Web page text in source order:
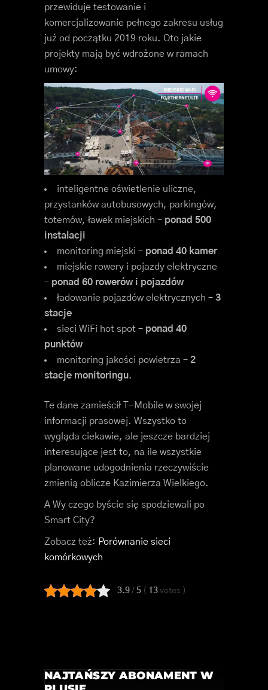
przewiduje testowanie i
komercjalizowanie pełnego zakresu usług
już od początku 2019 roku. Oto jakie
projekty mają być wdrożone w ramach
umowy:
inteligentne oświetlenie uliczne,
przystanków autobusowych, parkingów,
totemów, ławek miejskich – ponad 500
instalacji
monitoring miejski – ponad 40 kamer
miejskie rowery i pojazdy elektryczne
– ponad 60 rowerów i pojazdów
ładowanie pojazdów elektrycznych – 3
stacje
sieci WiFi hot spot – ponad 40
punktów
monitoring jakości powietrza – 2
stacje monitoringu.
Te dane zamieścił T-Mobile w swojej
informacji prasowej. Wszystko to
wygląda ciekawie, ale jeszcze bardziej
interesujące jest to, na ile wszystkie
planowane udogodnienia rzeczywiście
zmienią oblicze Kazimierza Wielkiego.
A Wy czego byście się spodziewali po
Smart City?
Zobacz też: Porównanie sieci
komórkowych
3.9 / 5 ( 13 votes )
NAJTAŃSZY ABONAMENT W